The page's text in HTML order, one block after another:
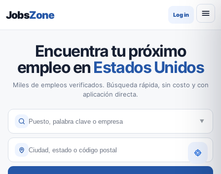
JobsZone Log in
Encuentra tu próximo
empleo en Estados Unidos
Miles de empleos verificados. Búsqueda rápida, sin costo y con
aplicación directa.